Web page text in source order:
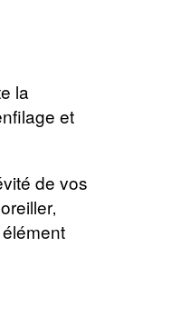
la
et
de vos